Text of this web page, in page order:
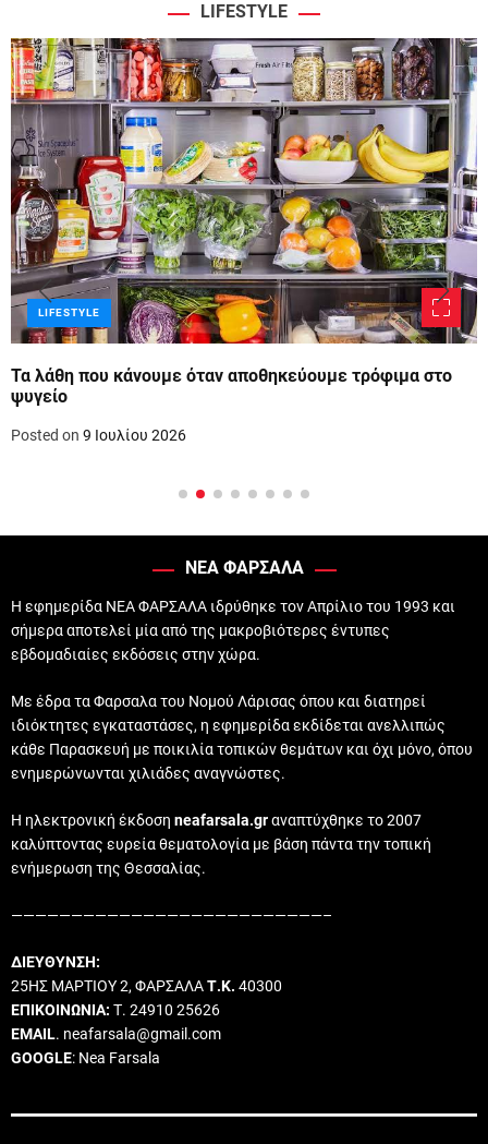
LIFESTYLE
LIFESTYLE
Τα λάθη που κάνουμε όταν αποθηκεύουμε τρόφιμα στο
ψυγείο
Posted on 9 Ιουλίου 2026
ΝΕΑ ΦΑΡΣΑΛΑ
Η εφημερίδα ΝΕΑ ΦΑΡΣΑΛΑ ιδρύθηκε τον Απρίλιο του 1993 και
σήμερα αποτελεί μία από της μακροβιότερες έντυπες
εβδομαδιαίες εκδόσεις στην χώρα.
Με έδρα τα Φαρσαλα του Νομού Λάρισας όπου και διατηρεί
ιδιόκτητες εγκαταστάσες, η εφημερίδα εκδίδεται ανελλιπώς
κάθε Παρασκευή με ποικιλία τοπικών θεμάτων και όχι μόνο, όπου
ενημερώνωνται χιλιάδες αναγνώστες.
Η ηλεκτρονική έκδοση neafarsala.grαναπτύχθηκε το 2007
καλύπτοντας ευρεία θεματολογία με βάση πάντα την τοπική
ενήμερωση της Θεσσαλίας.
——————————————————————————–
ΔΙΕΥΘΥΝΣΗ:
25ΗΣ ΜΑΡΤΙΟΥ 2, ΦΑΡΣΑΛΑΤ.Κ. 40300
ΕΠΙΚΟΙΝΩΝΙΑ: Τ. 24910 25626
EMAIL. neafarsala@gmail.com
GOOGLE: Nea Farsala